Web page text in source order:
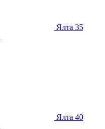
Ялта 35
Ялта 40